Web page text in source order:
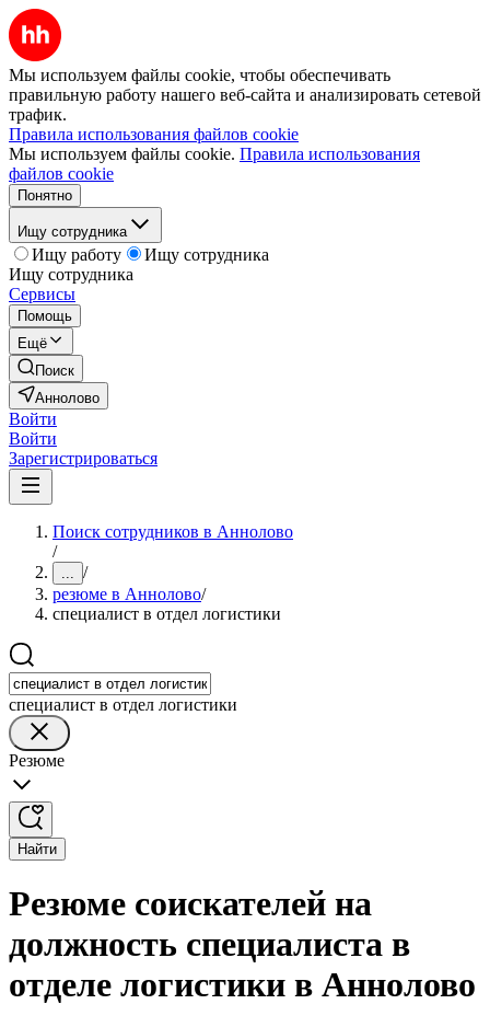
Мы используем файлы cookie, чтобы обеспечивать
правильную работу нашего веб-сайта и анализировать сетевой
трафик.
Правила использования файлов cookie
Мы используем файлы cookie. Правила использования
файлов cookie
Понятно
Ищу сотрудника
Ищу работу
Ищу сотрудника
Ищу сотрудника
Сервисы
Помощь
Ещё
Поиск
Аннолово
Войти
Войти
Зарегистрироваться
Поиск сотрудников в Аннолово
/
... /
резюме в Аннолово/
специалист в отдел логистики
специалист в отдел логистики
Резюме
Найти
Резюме соискателей на
должность специалиста в
отделе логистики в Аннолово